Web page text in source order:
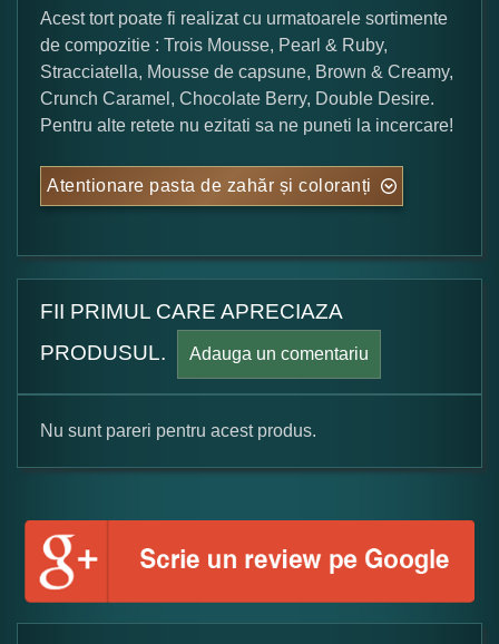
Acest tort poate fi realizat cu urmatoarele sortimente
de compozitie : Trois Mousse, Pearl & Ruby,
Stracciatella, Mousse de capsune, Brown & Creamy,
Crunch Caramel, Chocolate Berry, Double Desire.
Pentru alte retete nu ezitati sa ne puneti la incercare!
Atentionare pasta de zahăr și coloranți
FII PRIMUL CARE APRECIAZA
PRODUSUL.
Adauga un comentariu
Formular pareri client
Numele dumneavoastra:
Nu sunt pareri pentru acest produs.